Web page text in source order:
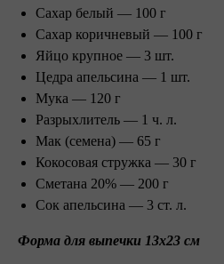
Сахар белый — 100 г
Сахар коричневый — 100 г
Яйцо крупное — 3 шт.
Цедра апельсина — 1 шт.
Мука — 120 г
Разрыхлитель — 1 ч. л.
Мак (семена) — 65 г
Кокосовая стружка — 30 г
Сметана 20% — 200 г
Сок апельсина — 3 ст. л.
Форма для выпечки 13x23 см ⠀